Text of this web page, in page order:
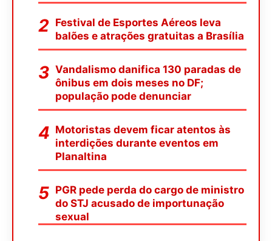
Festival de Esportes Aéreos leva
balões e atrações gratuitas a Brasília
Vandalismo danifica 130 paradas de
ônibus em dois meses no DF;
população pode denunciar
Motoristas devem ficar atentos às
interdições durante eventos em
Planaltina
PGR pede perda do cargo de ministro
do STJ acusado de importunação
sexual